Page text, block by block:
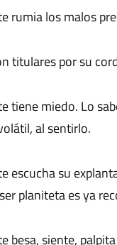
rumia los malos
titulares por su
tiene miedo. Lo
al sentirlo.
escucha su
planiteta es ya
besa, siente,